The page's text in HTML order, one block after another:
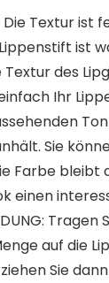
Die Textur ist
ist
des
Ihr
Sie
Farbe bleibt
einen
Tragen
auf die
Sie